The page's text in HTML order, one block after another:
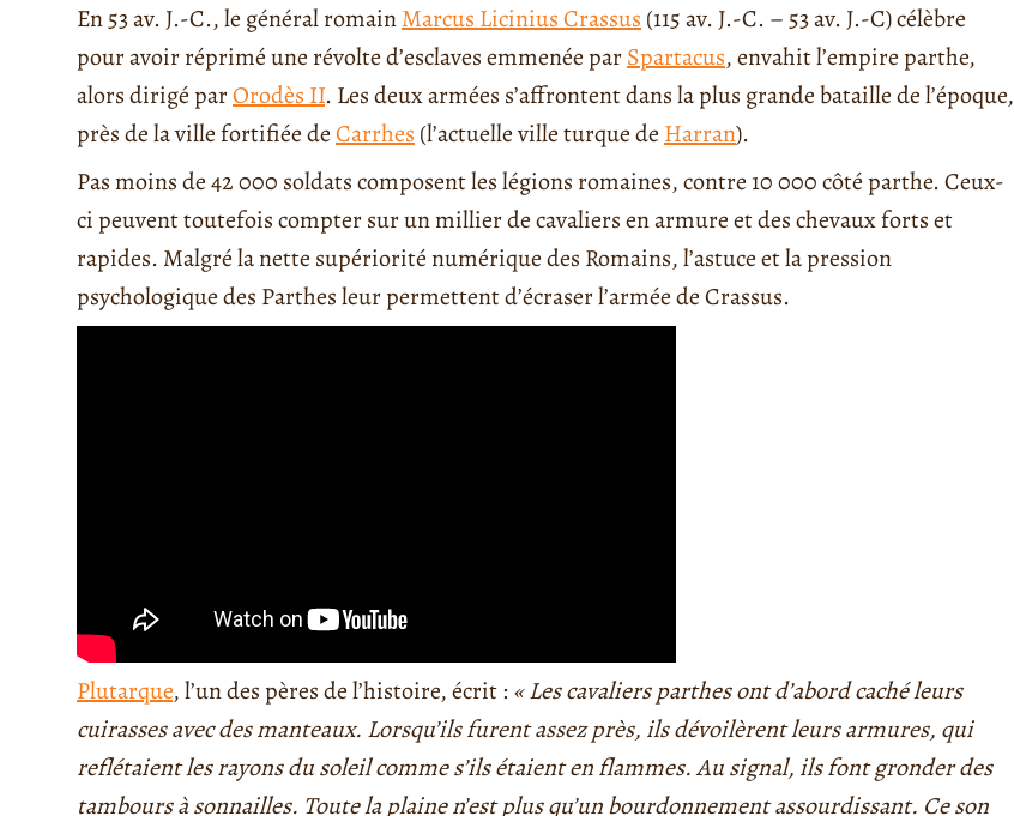
En 53 av. J.-C., le général romainMarcus Licinius Crassus (115 av. J.-C. – 53 av. J.-C) célèbre
pour avoir réprimé une révolte d’esclaves emmenée parSpartacus, envahit l’empire parthe,
alors dirigé parOrodès II. Les deux armées s’affrontent dans la plus grande bataille de l’époque,
près de la ville fortifiée deCarrhes (l’actuelle ville turque de Harran).
Pas moins de 42 000 soldats composent les légions romaines, contre 10 000 côté parthe. Ceux-
ci peuvent toutefois compter sur un millier de cavaliers en armure et des chevaux forts et
rapides. Malgré la nette supériorité numérique des Romains, l’astuce et la pression
psychologique des Parthes leur permettent d’écraser l’armée de Crassus.
Plutarque, l’un des pères de l’histoire, écrit : « Les cavaliers parthes ont d’abord caché leurs
cuirasses avec des manteaux. Lorsqu’ils furent assez près, ils dévoilèrent leurs armures, qui
reflétaient les rayons du soleil comme s’ils étaient en flammes. Au signal, ils font gronder des
tambours à sonnailles. Toute la plaine n’est plus qu’un bourdonnement assourdissant. Ce son